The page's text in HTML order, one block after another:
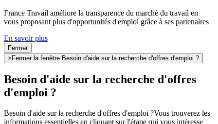
France Travail améliore la transparence du marché du travail en
vous proposant plus d'opportunités d'emploi grâce à ses partenaires
En savoir plus
Fermer
× Fermer la fenêtre Besoin d'aide sur la recherche d'offres d'emploi ?
Besoin d'aide sur la recherche d'offres
d'emploi ?
Besoin d'aide sur la recherche d'offres d'emploi ?Vous trouverez les
informations essentielles en cliquant sur l'étape qui vous intéresse